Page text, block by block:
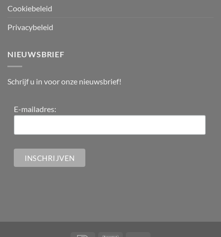
Cookiebeleid
Privacybeleid
NIEUWSBRIEF
Schrijf u in voor onze nieuwsbrief!
E-mailadres: